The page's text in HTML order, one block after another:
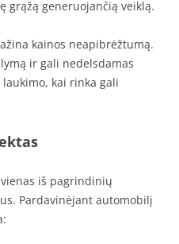
grąžą generuojančią veiklą.
kainos neapibrėžtumą.
ir gali nedelsdamas
kai rinka gali
iš pagrindinių
Pardavinėjant automobilį